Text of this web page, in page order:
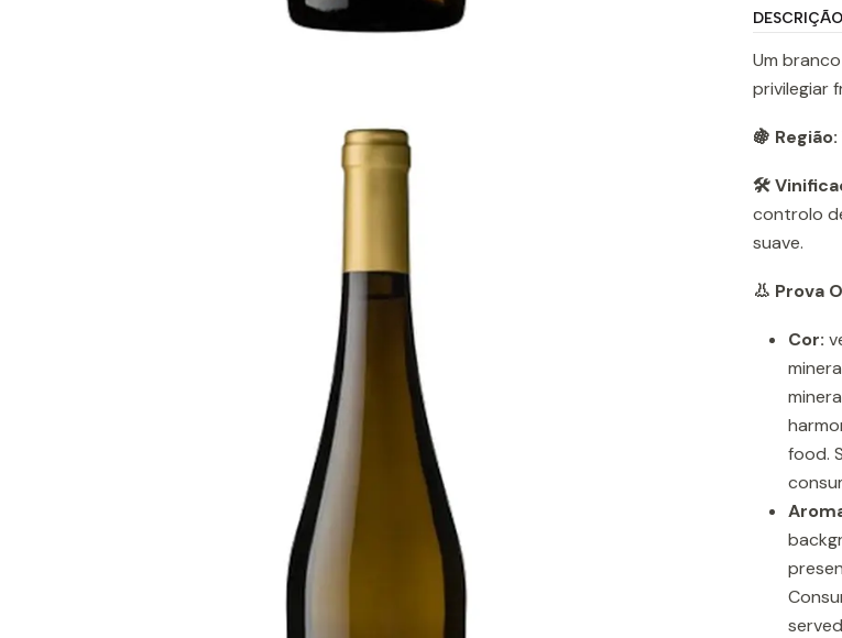
DESCRIÇÃO
Um
privilegiar
🍇 Região:
🛠️
controlo
suave.
👃 Prova
Cor:
food.